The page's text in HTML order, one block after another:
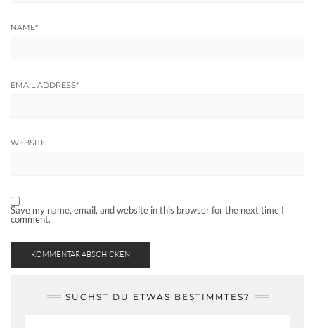
NAME*
EMAIL ADDRESS*
WEBSITE
Save my name, email, and website in this browser for the next time I
comment.
SUCHST DU ETWAS BESTIMMTES?